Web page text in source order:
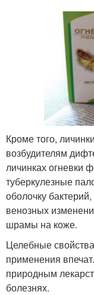
Кроме того,
возбудителям
личинках огневки
туберкулезные
оболочку
венозных
шрамы на коже.
Целебные
применения
природным
болезнях.